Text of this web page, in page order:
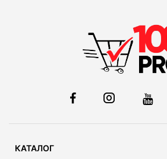
КАТАЛОГ